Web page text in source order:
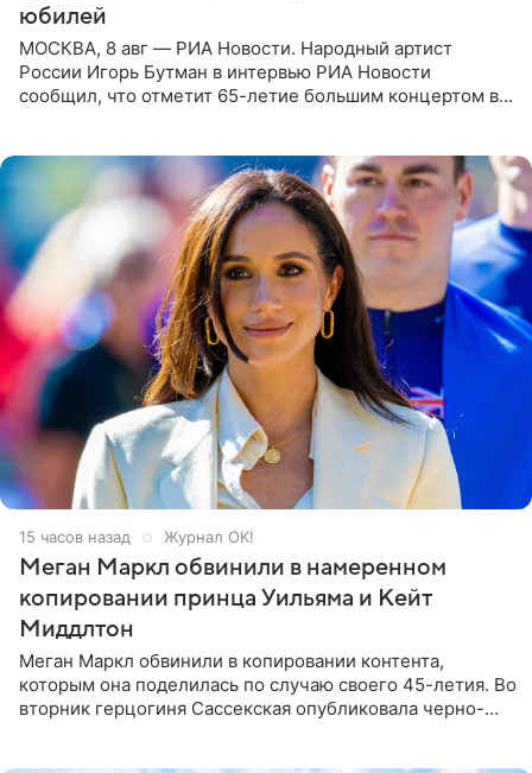
юбилей
МОСКВА, 8 авг — РИА Новости. Народный артист
России Игорь Бутман в интервью РИА Новости
сообщил, что отметит 65-летие большим концертом в
15 часов назад Журнал OK!
Меган Маркл обвинили в намеренном
копировании принца Уильяма и Кейт
Миддлтон
Меган Маркл обвинили в копировании контента,
которым она поделилась по случаю своего 45-летия. Во
вторник герцогиня Сассекская опубликовала черно-